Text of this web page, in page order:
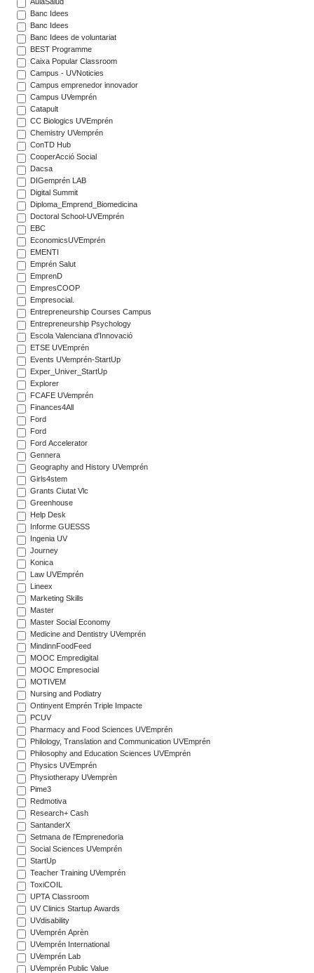
Banc Idees
Banc Idees
Banc Idees de voluntariat
BEST Programme
Caixa Popular Classroom
Campus - UVNoticies
Campus emprenedor innovador
Campus UVemprén
Catapult
CC Biologics UVEmprén
Chemistry UVemprén
ConTD Hub
CooperAcció Social
Dacsa
DIGemprén LAB
Digital Summit
Diploma_Emprend_Biomedicina
Doctoral School-UVEmprén
EBC
EconomicsUVEmprén
EMENTI
Emprén Salut
EmprenD
EmpresCOOP
Empresocial.
Entrepreneurship Courses Campus
Entrepreneurship Psychology
Escola Valenciana d'Innovació
ETSE UVEmprén
Events UVemprén-StartUp
Exper_Univer_StartUp
Explorer
FCAFE UVemprén
Finances4All
Ford
Ford
Ford Accelerator
Gennera
Geography and History UVemprén
Girls4stem
Grants Ciutat Vlc
Greenhouse
Help Desk
Informe GUESSS
Ingenia UV
Journey
Konica
Law UVEmprén
Lineex
Marketing Skills
Master
Master Social Economy
Medicine and Dentistry UVemprén
MindinnFoodFeed
MOOC Empredigital
MOOC Empresocial
MOTIVEM
Nursing and Podiatry
Ontinyent Emprén Triple Impacte
PCUV
Pharmacy and Food Sciences UVEmprén
Philology, Translation and Communication UVEmprén
Philosophy and Education Sciences UVEmprén
Physics UVEmprén
Physiotherapy UVemprèn
Pime3
Redmotiva
Research+ Cash
SantanderX
Setmana de l'Emprenedoria
Social Sciences UVemprén
StartUp
Teacher Training UVemprén
ToxiCOIL
UPTA Classroom
UV Clinics Startup Awards
UVdisability
UVemprén Aprèn
UVemprén International
UVemprén Lab
UVemprén Public Value